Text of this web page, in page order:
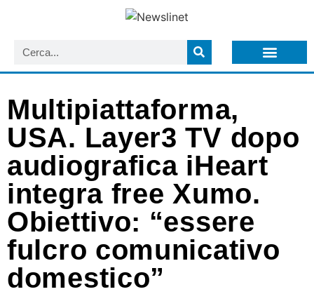
Multipiattaforma,
USA. Layer3 TV dopo
audiografica iHeart
integra free Xumo.
Obiettivo: “essere
fulcro comunicativo
domestico”